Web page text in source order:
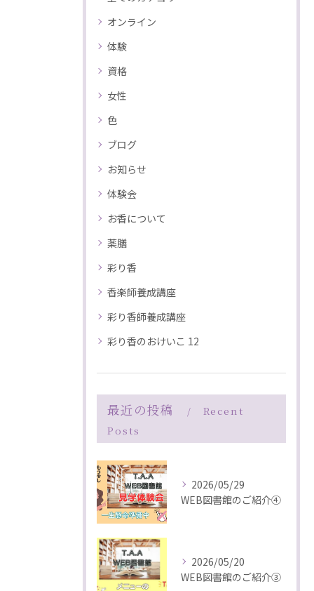
オンライン
体験
資格
女性
色
ブログ
お知らせ
体験会
お香について
薬膳
彩り香
香楽師養成講座
彩り香師養成講座
彩り香のおけいこ 12
最近の投稿
Recent
Posts
2026/05/29
WEB図書館のご紹介④
2026/05/20
WEB図書館のご紹介③